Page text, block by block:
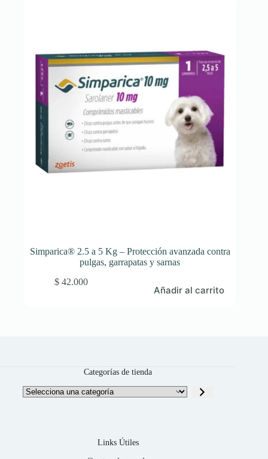
Simparica® 2.5 a 5 Kg – Protección avanzada contra
pulgas, garrapatas y sarnas
$42.000
Añadir al carrito
Categorías de tienda
Selecciona
una
Links Útiles